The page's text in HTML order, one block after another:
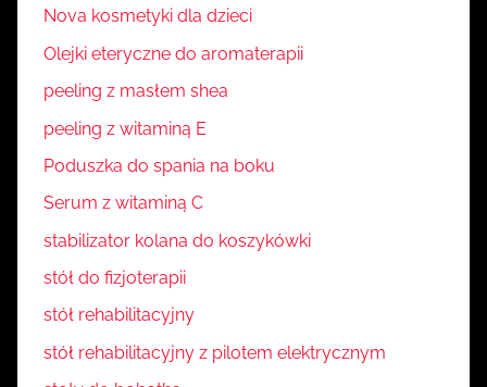
Nova kosmetyki dla dzieci
Olejki eteryczne do aromaterapii
peeling z masłem shea
peeling z witaminą E
Poduszka do spania na boku
Serum z witaminą C
stabilizator kolana do koszykówki
stół do fizjoterapii
stół rehabilitacyjny
stół rehabilitacyjny z pilotem elektrycznym